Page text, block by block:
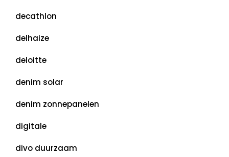
decathlon
delhaize
deloitte
denim solar
denim zonnepanelen
digitale
divo duurzaam